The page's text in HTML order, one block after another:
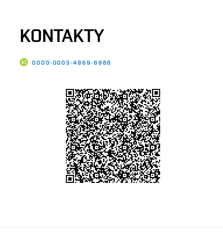
KONTAKTY
0000-0003-4969-6988